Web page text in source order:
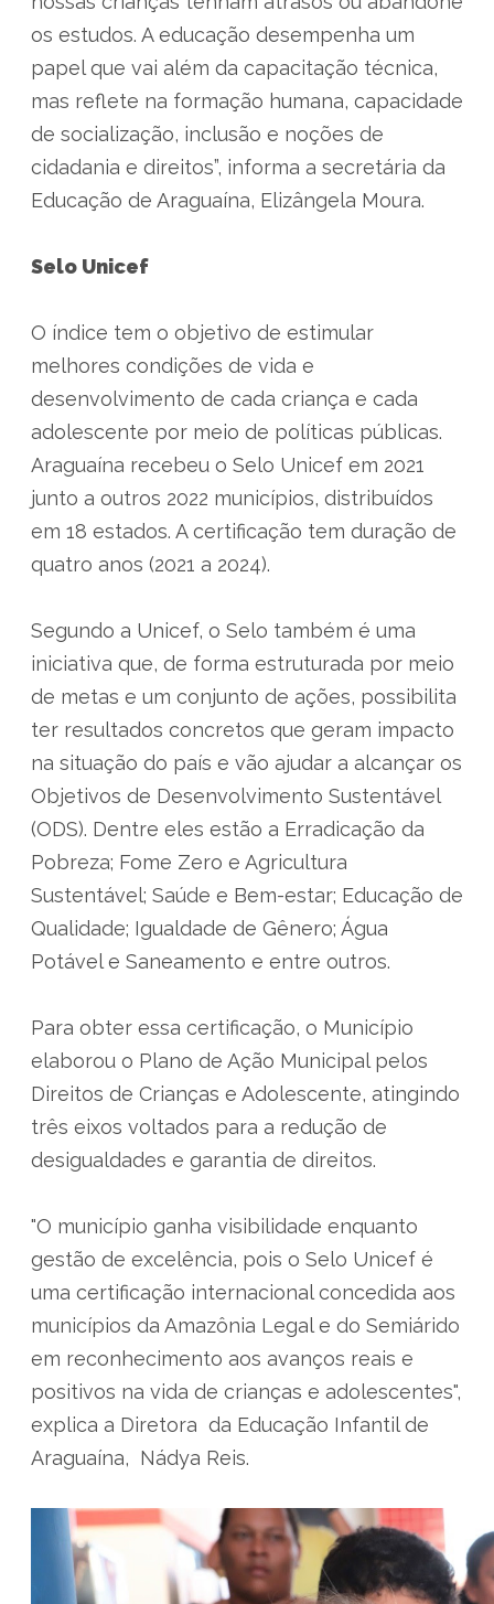
os estudos. A educação desempenha um
papel que vai além da capacitação técnica,
mas reflete na formação humana, capacidade
de socialização, inclusão e noções de
cidadania e direitos”, informa a secretária da
Educação de Araguaína, Elizângela Moura.
Selo Unicef
O índice tem o objetivo de estimular
melhores condições de vida e
desenvolvimento de cada criança e cada
adolescente por meio de políticas públicas.
Araguaína recebeu o Selo Unicef em 2021
junto a outros 2022 municípios, distribuídos
em 18 estados. A certificação tem duração de
quatro anos (2021 a 2024).
Segundo a Unicef, o Selo também é uma
iniciativa que, de forma estruturada por meio
de metas e um conjunto de ações, possibilita
ter resultados concretos que geram impacto
na situação do país e vão ajudar a alcançar os
Objetivos de Desenvolvimento Sustentável
(ODS). Dentre eles estão a Erradicação da
Pobreza; Fome Zero e Agricultura
Sustentável; Saúde e Bem-estar; Educação de
Qualidade; Igualdade de Gênero; Água
Potável e Saneamento e entre outros.
Para obter essa certificação, o Município
elaborou o Plano de Ação Municipal pelos
Direitos de Crianças e Adolescente, atingindo
três eixos voltados para a redução de
desigualdades e garantia de direitos.
"O município ganha visibilidade enquanto
gestão de excelência, pois o Selo Unicef é
uma certificação internacional concedida aos
municípios da Amazônia Legal e do Semiárido
em reconhecimento aos avanços reais e
positivos na vida de crianças e adolescentes",
explica a Diretora da Educação Infantil de
Araguaína, Nádya Reis.